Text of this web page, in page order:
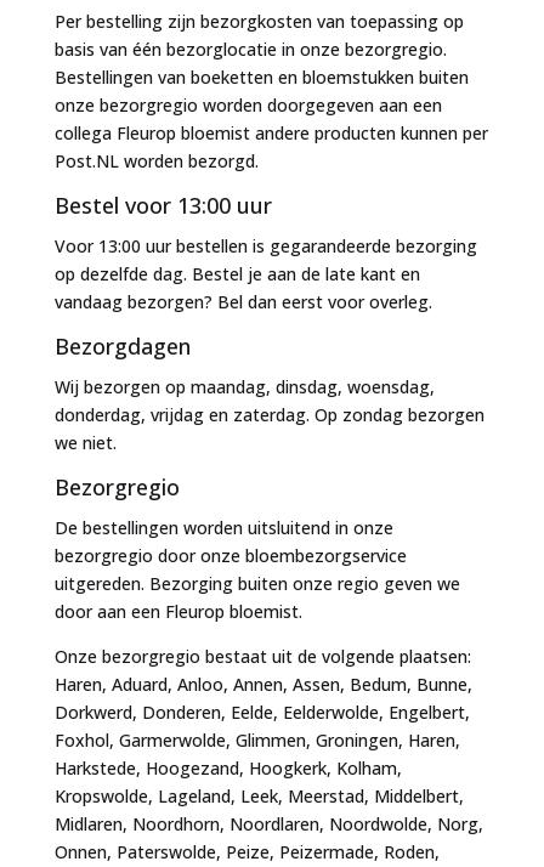
Per bestelling zijn bezorgkosten van toepassing op
basis van één bezorglocatie in onze bezorgregio.
Bestellingen van boeketten en bloemstukken buiten
onze bezorgregio worden doorgegeven aan een
collega Fleurop bloemist andere producten kunnen per
Post.NL worden bezorgd.
Bestel voor 13:00 uur
Voor 13:00 uur bestellen is gegarandeerde bezorging
op dezelfde dag. Bestel je aan de late kant en
vandaag bezorgen? Bel dan eerst voor overleg.
Bezorgdagen
Wij bezorgen op maandag, dinsdag, woensdag,
donderdag, vrijdag en zaterdag. Op zondag bezorgen
we niet.
Bezorgregio
De bestellingen worden uitsluitend in onze
bezorgregio door onze bloembezorgservice
uitgereden. Bezorging buiten onze regio geven we
door aan een Fleurop bloemist.
Onze bezorgregio bestaat uit de volgende plaatsen:
Haren, Aduard, Anloo, Annen, Assen, Bedum, Bunne,
Dorkwerd, Donderen, Eelde, Eelderwolde, Engelbert,
Foxhol, Garmerwolde, Glimmen, Groningen, Haren,
Harkstede, Hoogezand, Hoogkerk, Kolham,
Kropswolde, Lageland, Leek, Meerstad, Middelbert,
Midlaren, Noordhorn, Noordlaren, Noordwolde, Norg,
Onnen, Paterswolde, Peize, Peizermade, Roden,